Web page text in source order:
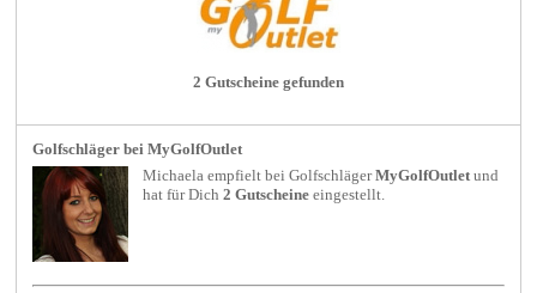
2 Gutscheine gefunden
Golfschläger bei MyGolfOutlet
Michaela empfielt beiGolfschläger MyGolfOutletund
hat für Dich2 Gutscheine eingestellt.